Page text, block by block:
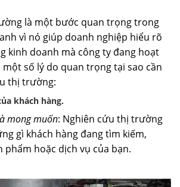
là một bước quan trọng trong
vì nó giúp doanh nghiệp hiểu rõ
kinh doanh mà công ty đang hoạt
số lý do quan trọng tại sao cần
thị trường:
khách hàng.
mong muốn: Nghiên cứu thị trường
gì khách hàng đang tìm kiếm,
phẩm hoặc dịch vụ của bạn.